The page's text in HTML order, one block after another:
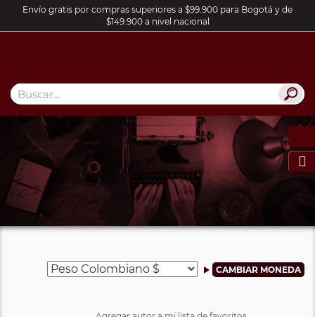
Envío gratis por compras superiores a $99.900 para Bogotá y de
$149.900 a nivel nacional
